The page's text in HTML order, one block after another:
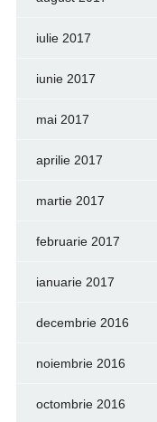
iulie 2017
iunie 2017
mai 2017
aprilie 2017
martie 2017
februarie 2017
ianuarie 2017
decembrie 2016
noiembrie 2016
octombrie 2016